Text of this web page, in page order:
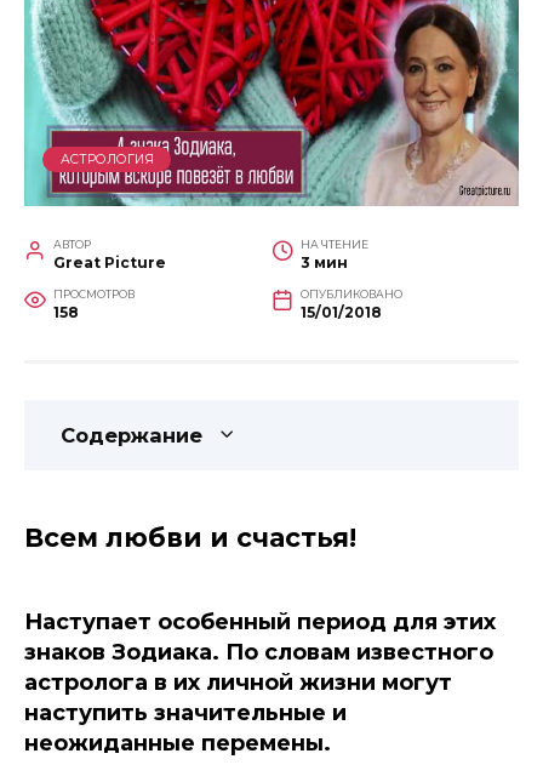
АСТРОЛОГИЯ
АВТОР
Great Picture
НА ЧТЕНИЕ
3 мин
ПРОСМОТРОВ
158
ОПУБЛИКОВАНО
15/01/2018
Содержание
Всем любви и счастья!
Наступает особенный период для этих
знаков Зодиака. По словам известного
астролога в их личной жизни могут
наступить значительные и
неожиданные перемены.